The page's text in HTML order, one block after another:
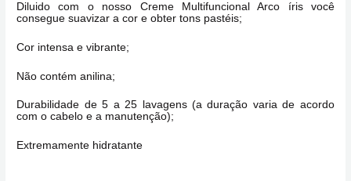
Diluido com o nosso Creme Multifuncional Arco íris você
consegue suavizar a cor e obter tons pastéis;
Cor intensa e vibrante;
Não contém anilina;
Durabilidade de 5 a 25 lavagens (a duração varia de acordo
com o cabelo e a manutenção);
Extremamente hidratante